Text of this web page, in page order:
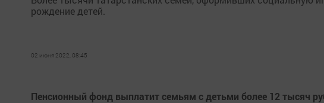
рождение детей.
02 июня 2022, 08:45
Пенсионный фонд выплатит семьям с детьми более 12 тысяч